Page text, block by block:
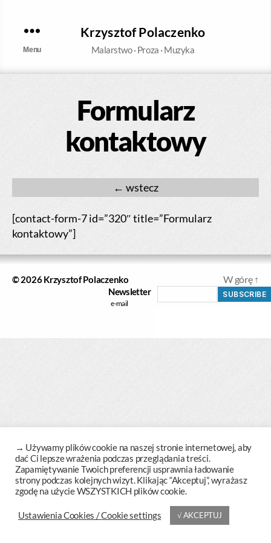
Krzysztof Polaczenko
Malarstwo · Proza · Muzyka
Menu
Formularz
kontaktowy
←
[contact-form-7 id=”320″ title=”Formularz
kontaktowy”]
© 2026Krzysztof Polaczenko W górę ↑
Newsletter
→
Cookie settings √